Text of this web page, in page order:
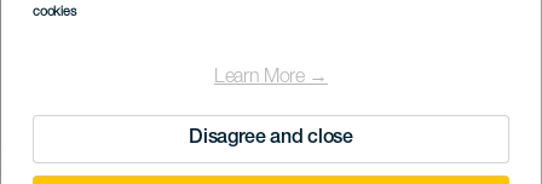
cookies
Learn More →
Disagree and close